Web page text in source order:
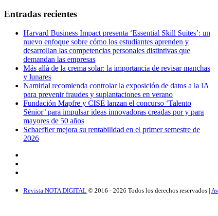
Entradas recientes
Harvard Business Impact presenta ‘Essential Skill Suites’: un
nuevo enfoque sobre cómo los estudiantes aprenden y
desarrollan las competencias personales distintivas que
demandan las empresas
Más allá de la crema solar: la importancia de revisar manchas
y lunares
Namirial recomienda controlar la exposición de datos a la IA
para prevenir fraudes y suplantaciones en verano
Fundación Mapfre y CISE lanzan el concurso ‘Talento
Sénior’ para impulsar ideas innovadoras creadas por y para
mayores de 50 años
Schaeffler mejora su rentabilidad en el primer semestre de
2026
Revista NOTA DIGITAL © 2016 - 2026 Todos los derechos reservados |